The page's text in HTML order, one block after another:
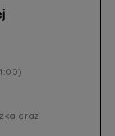
oraz